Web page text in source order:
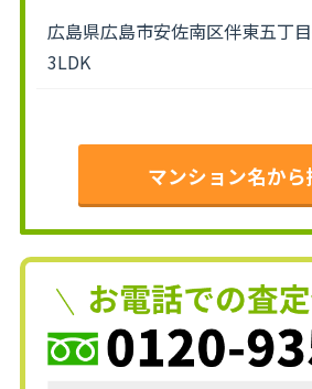
広島県広島市安佐南区伴東五丁
3LDK
マンション名から